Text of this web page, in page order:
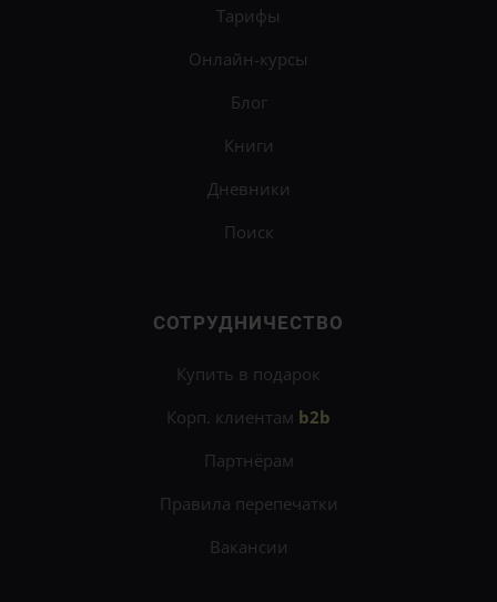
Тарифы
Онлайн-курсы
Блог
Книги
Дневники
Поиск
СОТРУДНИЧЕСТВО
Купить в подарок
Корп. клиентам b2b
Партнёрам
Правила перепечатки
Вакансии